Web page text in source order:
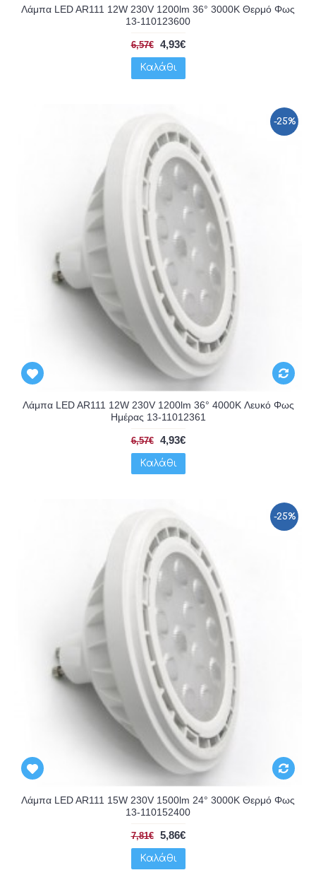
Λάμπα LED AR111 12W 230V 1200lm 36° 3000K Θερμό Φως
13-110123600
6,57€ 4,93€
Καλάθι
-25%
Λάμπα LED AR111 12W 230V 1200lm 36° 4000K Λευκό Φως
Ημέρας 13-11012361
6,57€ 4,93€
Καλάθι
-25%
Λάμπα LED AR111 15W 230V 1500lm 24° 3000K Θερμό Φως
13-110152400
7,81€ 5,86€
Καλάθι